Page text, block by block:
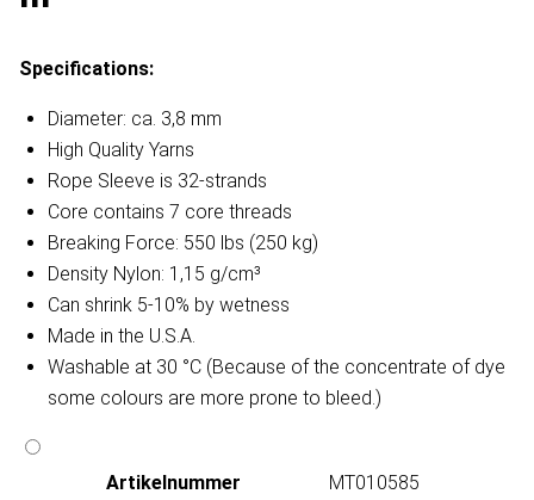
Specifications:
Diameter: ca. 3,8 mm
High Quality Yarns
Rope Sleeve is 32-strands
Core contains 7 core threads
Breaking Force: 550 lbs (250 kg)
Density Nylon: 1,15 g/cm³
Can shrink 5-10% by wetness
Made in the U.S.A.
Washable at 30 °C (Because of the concentrate of dye
some colours are more prone to bleed.)
Artikelnummer
MT010585